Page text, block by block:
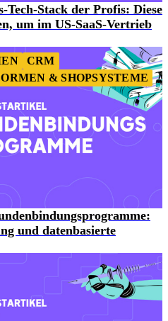
Tech-Stack der Profis: Diese
um im US-SaaS-Vertrieb
CRM
& SHOPSYSTEME
und datenbasierte